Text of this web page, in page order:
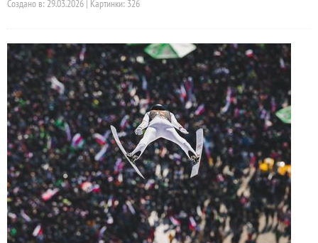
Создано в: 29.03.2026 | Картинки: 326